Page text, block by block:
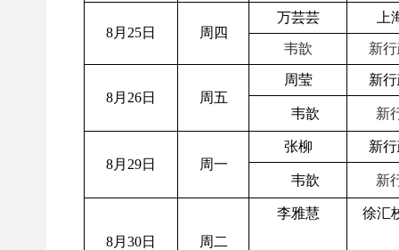
8月25日 周四
万芸芸
韦歆 新
8月26日 周五
周莹 新
韦歆 新
8月29日 周一
张柳 新
韦歆 新
8月30日 周二
李雅慧
徐汇